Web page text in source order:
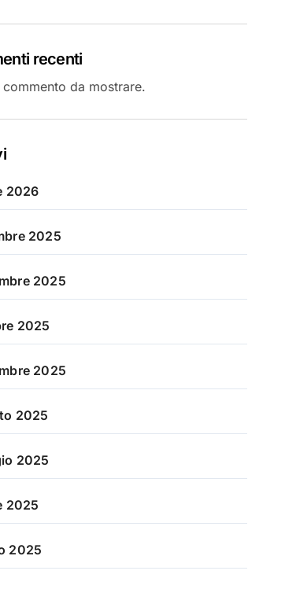
recenti
commento da mostrare.
2026
2025
2025
2025
2025
2025
2025
2025
2025